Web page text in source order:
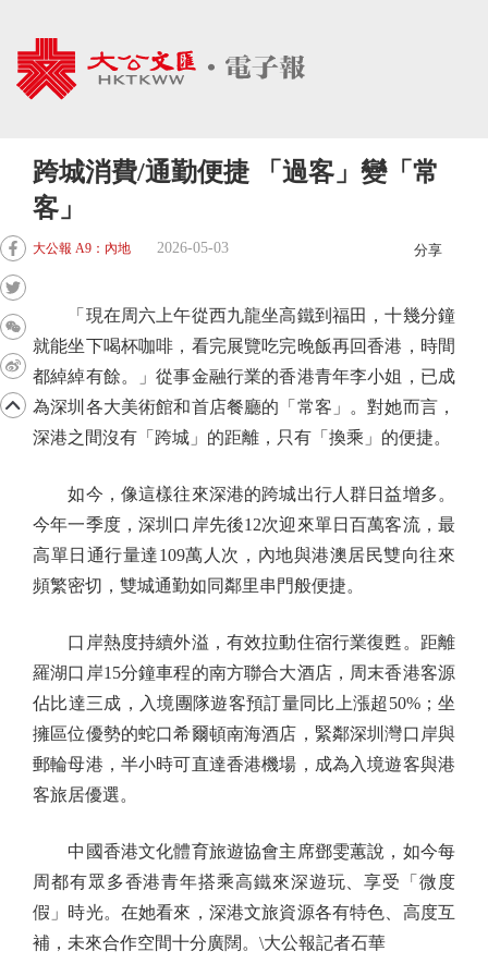
跨城消費/通勤便捷 「過客」變「常
客」
大公報 A9：內地 2026-05-03 分享
「現在周六上午從西九龍坐高鐵到福田，十幾分鐘
就能坐下喝杯咖啡，看完展覽吃完晚飯再回香港，時間
都綽綽有餘。」從事金融行業的香港青年李小姐，已成
為深圳各大美術館和首店餐廳的「常客」。對她而言，
深港之間沒有「跨城」的距離，只有「換乘」的便捷。
如今，像這樣往來深港的跨城出行人群日益增多。
今年一季度，深圳口岸先後12次迎來單日百萬客流，最
高單日通行量達109萬人次，內地與港澳居民雙向往來
頻繁密切，雙城通勤如同鄰里串門般便捷。
口岸熱度持續外溢，有效拉動住宿行業復甦。距離
羅湖口岸15分鐘車程的南方聯合大酒店，周末香港客源
佔比達三成，入境團隊遊客預訂量同比上漲超50%；坐
擁區位優勢的蛇口希爾頓南海酒店，緊鄰深圳灣口岸與
郵輪母港，半小時可直達香港機場，成為入境遊客與港
客旅居優選。
中國香港文化體育旅遊協會主席鄧雯蕙說，如今每
周都有眾多香港青年搭乘高鐵來深遊玩、享受「微度
假」時光。在她看來，深港文旅資源各有特色、高度互
補，未來合作空間十分廣闊。\大公報記者石華